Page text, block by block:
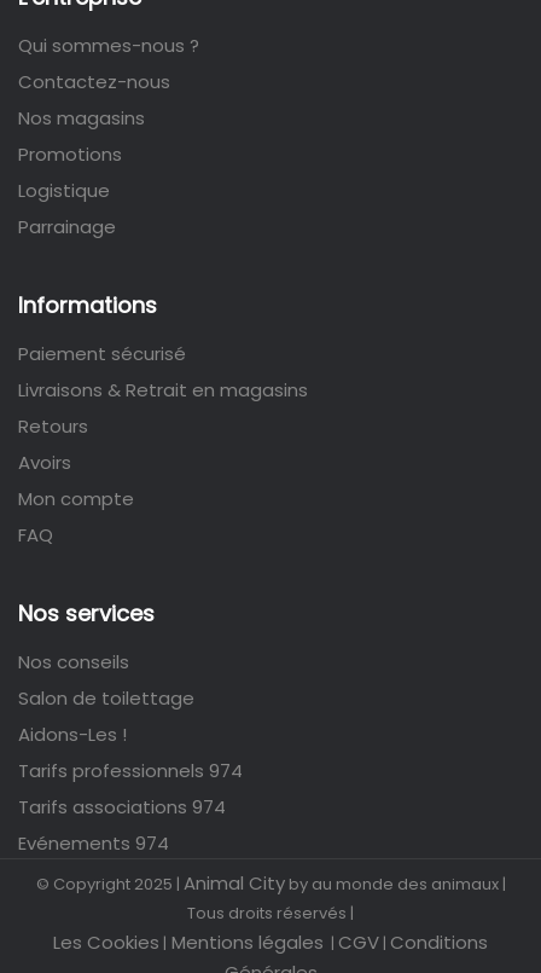
Qui sommes-nous ?
Contactez-nous
Nos magasins
Promotions
Logistique
Parrainage
Informations
Paiement sécurisé
Livraisons & Retrait en magasins
Retours
Avoirs
Mon compte
FAQ
Nos services
Nos conseils
Salon de toilettage
Aidons-Les !
Tarifs professionnels 974
Tarifs associations 974
Evénements 974
© Copyright 2025 | Animal Cityby au monde des animaux |
Tous droits réservés |
Les Cookies | Mentions légales | CGV | Conditions